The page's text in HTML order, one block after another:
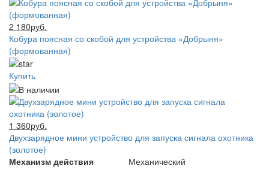
2 180руб.
Кобура поясная со скобой для устройства «Добрыня»
(формованная)
Купить
1 360руб.
Двухзарядное мини устройство для запуска сигнала охотника
(золотое)
Механизм действия
Механический